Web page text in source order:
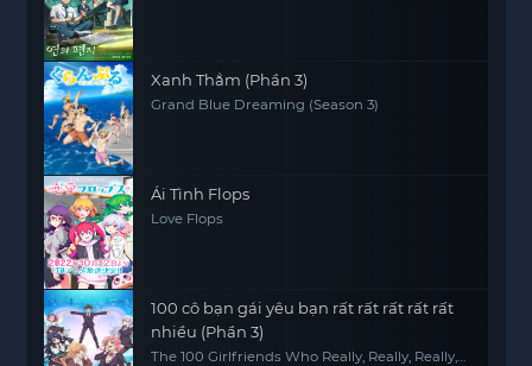
Xanh Thẳm (Phần 3)
Grand Blue Dreaming (Season 3)
Ái Tình Flops
Love Flops
100 cô bạn gái yêu bạn rất rất rất rất rất
nhiều (Phần 3)
The 100 Girlfriends Who Really, Really, Really,